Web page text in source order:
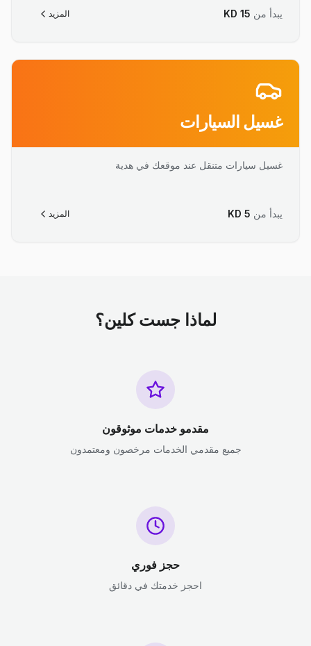
يبدأ من KD 15 المزيد
غسيل السيارات
غسيل سيارات متنقل عند موقعك في هدية
يبدأ من KD 5 المزيد
لماذا جست كلين؟
مقدمو خدمات موثوقون
جميع مقدمي الخدمات مرخصون ومعتمدون
حجز فوري
احجز خدمتك في دقائق